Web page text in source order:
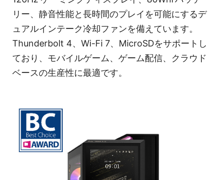
リー、静音性能と長時間のプレイを可能にするデ
ュアルインテーク冷却ファンを備えています。
Thunderbolt 4、Wi-Fi 7、MicroSDをサポートし
ており、モバイルゲーム、ゲーム配信、クラウド
ベースの生産性に最適です。